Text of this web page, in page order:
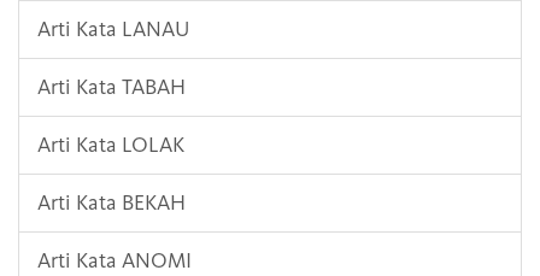
Arti Kata LANAU
Arti Kata TABAH
Arti Kata LOLAK
Arti Kata BEKAH
Arti Kata ANOMI